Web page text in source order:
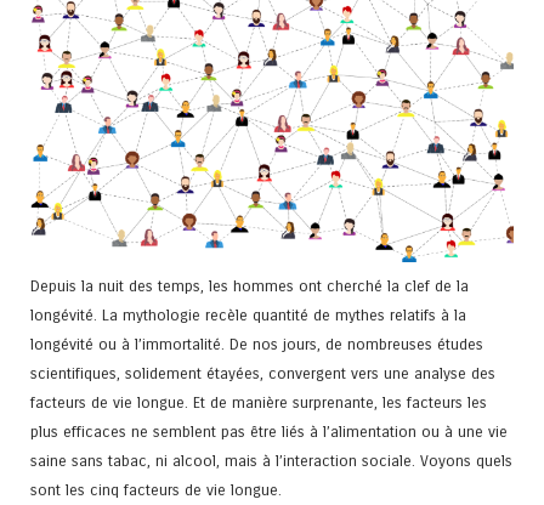
Depuis la nuit des temps, les hommes ont cherché la clef de la
longévité. La mythologie recèle quantité de mythes relatifs à la
longévité ou à l’immortalité. De nos jours, de nombreuses études
scientifiques, solidement étayées, convergent vers une analyse des
facteurs de vie longue. Et de manière surprenante, les facteurs les
plus efficaces ne semblent pas être liés à l’alimentation ou à une vie
saine sans tabac, ni alcool, mais à l’interaction sociale. Voyons quels
sont les cinq facteurs de vie longue.